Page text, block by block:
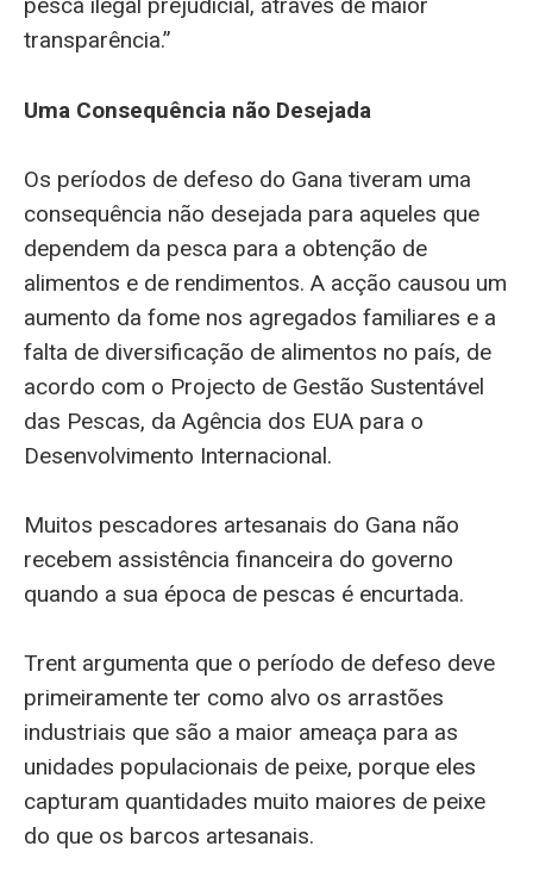
pesca ilegal prejudicial, através de maior
transparência.”
Uma Consequência não Desejada
Os períodos de defeso do Gana tiveram uma
consequência não desejada para aqueles que
dependem da pesca para a obtenção de
alimentos e de rendimentos. A acção causou um
aumento da fome nos agregados familiares e a
falta de diversificação de alimentos no país, de
acordo com o Projecto de Gestão Sustentável
das Pescas, da Agência dos EUA para o
Desenvolvimento Internacional.
Muitos pescadores artesanais do Gana não
recebem assistência financeira do governo
quando a sua época de pescas é encurtada.
Trent argumenta que o período de defeso deve
primeiramente ter como alvo os arrastões
industriais que são a maior ameaça para as
unidades populacionais de peixe, porque eles
capturam quantidades muito maiores de peixe
do que os barcos artesanais.